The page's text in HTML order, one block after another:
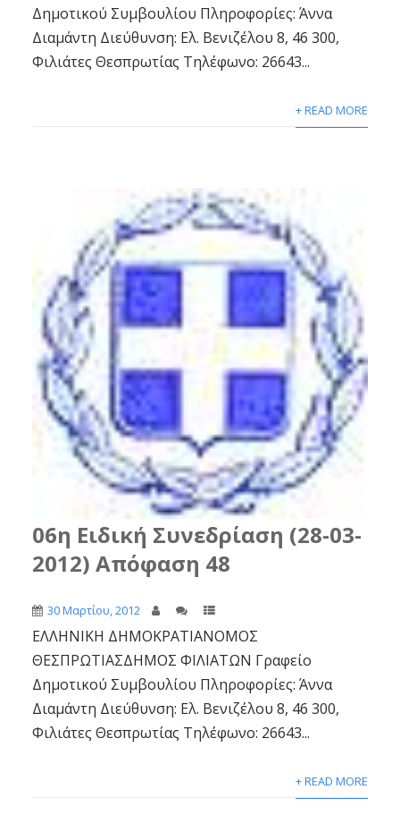
Δημοτικού Συμβουλίου Πληροφορίες: Άννα
Διαμάντη Διεύθυνση: Ελ. Βενιζέλου 8, 46 300,
Φιλιάτες Θεσπρωτίας Τηλέφωνο: 26643...
+ READ MORE
06η Ειδική Συνεδρίαση (28-03-
2012) Απόφαση 48
30 Μαρτίου, 2012
ΕΛΛΗΝΙΚΗ ΔΗΜΟΚΡΑΤΙΑΝΟΜΟΣ
ΘΕΣΠΡΩΤΙΑΣΔΗΜΟΣ ΦΙΛΙΑΤΩΝ Γραφείο
Δημοτικού Συμβουλίου Πληροφορίες: Άννα
Διαμάντη Διεύθυνση: Ελ. Βενιζέλου 8, 46 300,
Φιλιάτες Θεσπρωτίας Τηλέφωνο: 26643...
+ READ MORE